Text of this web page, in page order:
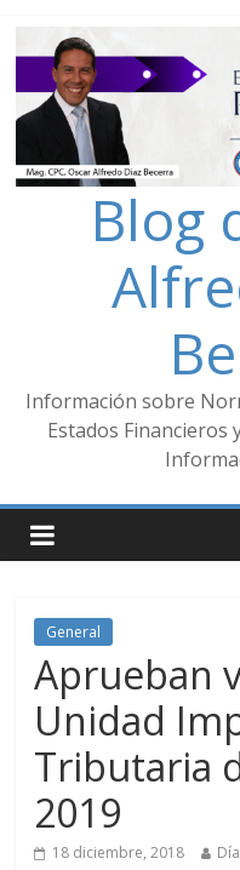
Blog
Información sobre
Estados Financieros
General
Aprueban
Unidad
Tributaria
2019
18 diciembre, 2018